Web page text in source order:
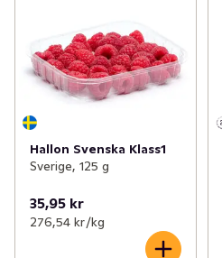
Hallon Svenska Klass1
Sverige, 125 g
35,95 kr
276,54 kr /kg